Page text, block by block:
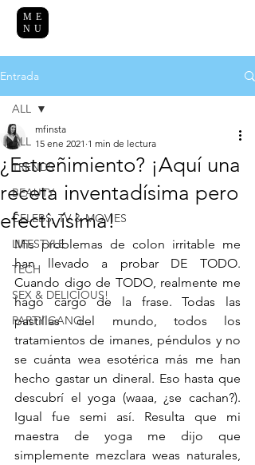
ME
NU
Entrada
ALL
TRENDS
BEAUTY
CELEBS, TV & MOVIES
LIFESTYLE
TECH
SEX & DELICIOUS!
PARTY GANG
ALL
¿Estreñimiento? ¡Aquí una
receta inventadísima pero
efectivísima!
mfinsta
15 ene 2021 1 min de lectura
Mis problemas de colon irritable me
han llevado a probar DE TODO.
Cuando digo de TODO, realmente me
hago cargo de la frase. Todas las
pastillas del mundo, todos los
tratamientos de imanes, péndulos y no
se cuánta wea esotérica más me han
hecho gastar un dineral. Eso hasta que
descubrí el yoga (waaa, ¿se cachan?).
Igual fue semi así. Resulta que mi
maestra de yoga me dijo que
simplemente mezclara weas naturales,